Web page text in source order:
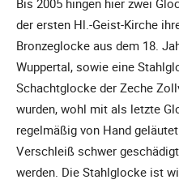
Bis 2005 hingen hier zwei
der ersten Hl.-Geist-Kirche
Bronzeglocke aus dem 18.
Wuppertal, sowie eine
Schachtglocke der Zeche
wurden, wohl mit als letzte
regelmäßig von Hand
Verschleiß schwer
werden. Die Stahlglocke ist